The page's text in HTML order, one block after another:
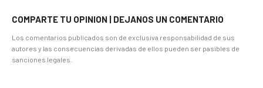
COMPARTE TU OPINION | DEJANOS UN COMENTARIO
Los comentarios publicados son de exclusiva responsabilidad de sus
autores y las consecuencias derivadas de ellos pueden ser pasibles de
sanciones legales.